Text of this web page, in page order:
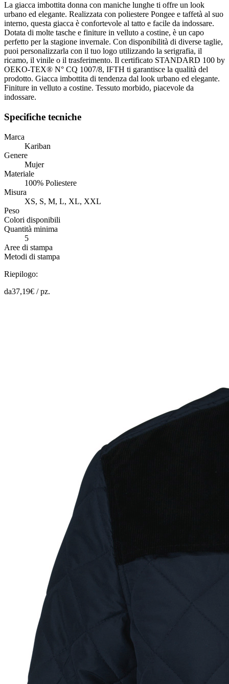
La giacca imbottita donna con maniche lunghe ti offre un look
urbano ed elegante. Realizzata con poliestere Pongee e taffetà al suo
interno, questa giacca è confortevole al tatto e facile da indossare.
Dotata di molte tasche e finiture in velluto a costine, è un capo
perfetto per la stagione invernale. Con disponibilità di diverse taglie,
puoi personalizzarla con il tuo logo utilizzando la serigrafia, il
ricamo, il vinile o il trasferimento. Il certificato STANDARD 100 by
OEKO-TEX® N° CQ 1007/8, IFTH ti garantisce la qualità del
prodotto. Giacca imbottita di tendenza dal look urbano ed elegante.
Finiture in velluto a costine. Tessuto morbido, piacevole da
indossare.
Specifiche tecniche
Marca
Kariban
Genere
Mujer
Materiale
100% Poliestere
Misura
XS, S, M, L, XL, XXL
Peso
Colori disponibili
Quantità minima
5
Aree di stampa
Metodi di stampa
Riepilogo:
da37,19€ /pz.